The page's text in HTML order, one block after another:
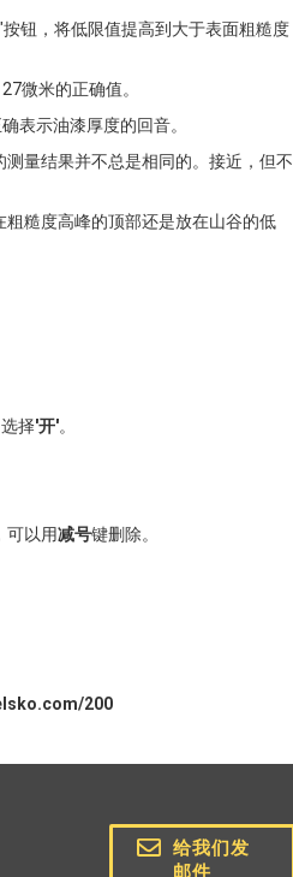
按钮，将低限值提高到大于表面粗糙度
微米的正确值。
表示油漆厚度的回音。
量结果并不总是相同的。接近，但不
糙度高峰的顶部还是放在山谷的低
择'开'。
可以用减号键删除。
200
给我们发
邮件